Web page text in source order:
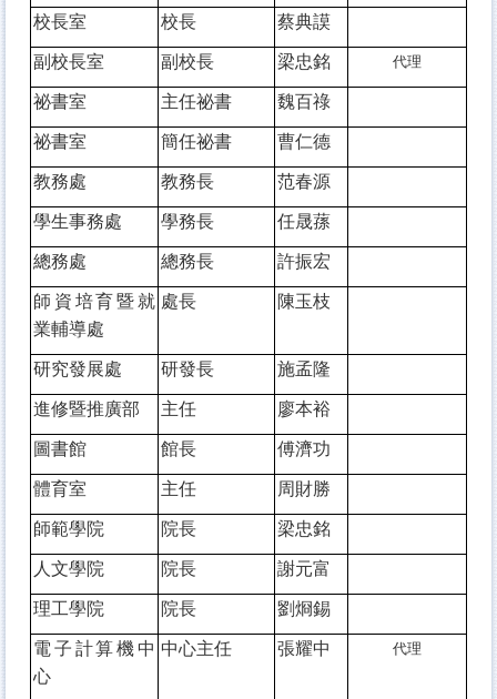
校長室
校長
蔡典謨
副校長室
副校長 梁忠銘 代理
祕書室 主任祕書
魏百祿
祕書室
簡任祕書
曹仁德
教務處
教務長
范春源
學生事務處
學務長 任晟蓀
總務處 總務長
許振宏
師資培育暨就
業輔導處
處長 陳玉枝
研究發展處 研發長
施孟隆
進修暨推廣部
主任
廖本裕
圖書館
館長
傅濟功
體育室
主任
周財勝
師範學院
院長 梁忠銘
人文學院 院長
謝元富
理工學院
院長
劉烱錫
電子計算機中
心
中心主任 張耀中 代理